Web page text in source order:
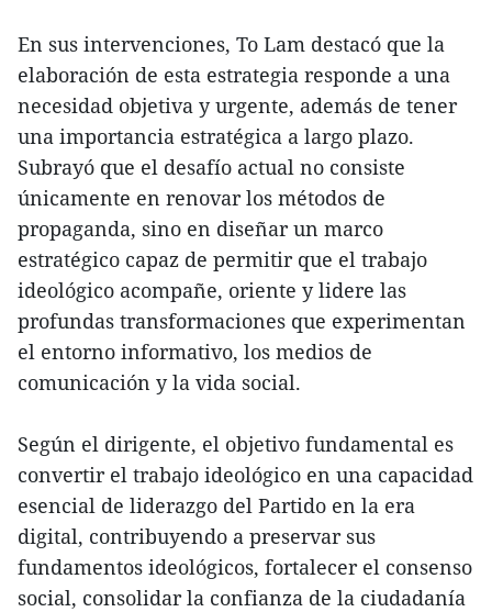
En sus intervenciones, To Lam destacó que la
elaboración de esta estrategia responde a una
necesidad objetiva y urgente, además de tener
una importancia estratégica a largo plazo.
Subrayó que el desafío actual no consiste
únicamente en renovar los métodos de
propaganda, sino en diseñar un marco
estratégico capaz de permitir que el trabajo
ideológico acompañe, oriente y lidere las
profundas transformaciones que experimentan
el entorno informativo, los medios de
comunicación y la vida social.
Según el dirigente, el objetivo fundamental es
convertir el trabajo ideológico en una capacidad
esencial de liderazgo del Partido en la era
digital, contribuyendo a preservar sus
fundamentos ideológicos, fortalecer el consenso
social, consolidar la confianza de la ciudadanía